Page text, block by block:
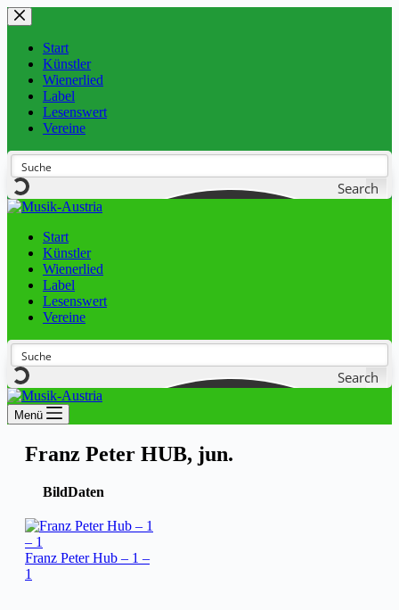
Start
Künstler
Wienerlied
Label
Lesenswert
Vereine
Search
Start
Künstler
Wienerlied
Label
Lesenswert
Vereine
Search
Menü
Franz Peter HUB, jun.
BildDaten
Franz Peter Hub – 1 –
1